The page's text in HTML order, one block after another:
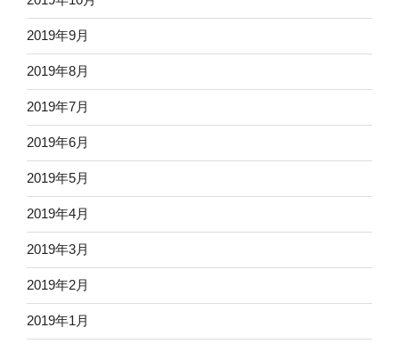
2019年9月
2019年8月
2019年7月
2019年6月
2019年5月
2019年4月
2019年3月
2019年2月
2019年1月